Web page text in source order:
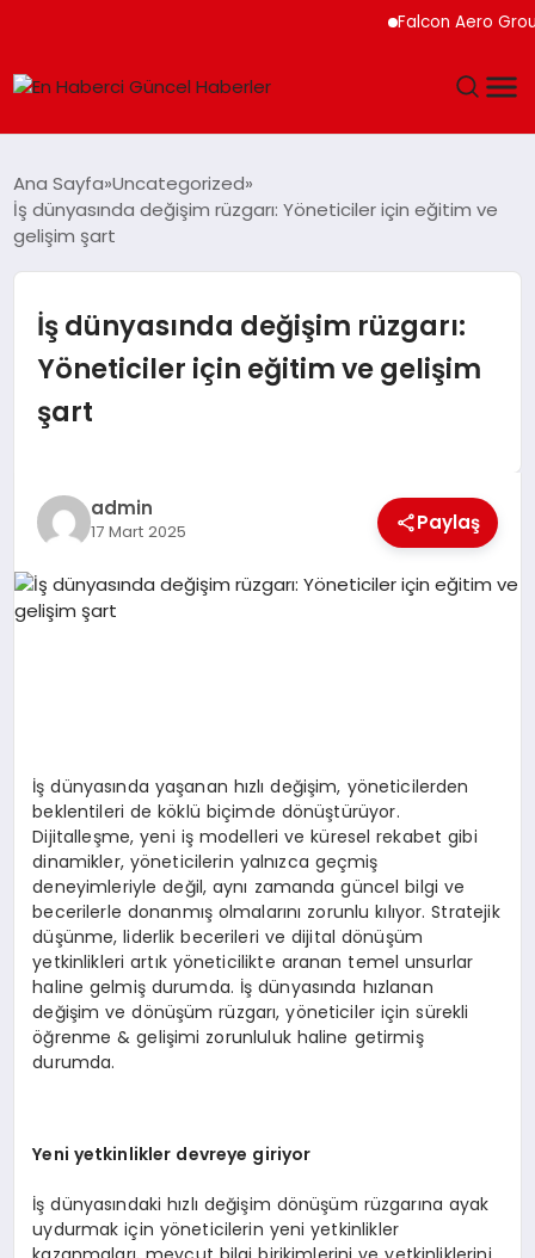
Falcon Aero Group,
SPOR
TEKNOLOJI
MAGAZIN
EKONOMI
EĞITIM
Ana Sayfa Uncategorized
İş dünyasında değişim rüzgarı: Yöneticiler için eğitim ve
gelişim şart
İş dünyasında değişim rüzgarı:
Yöneticiler için eğitim ve gelişim
şart
admin
17 Mart 2025 Paylaş
İş dünyasında yaşanan hızlı değişim, yöneticilerden
beklentileri de köklü biçimde dönüştürüyor.
Dijitalleşme, yeni iş modelleri ve küresel rekabet gibi
dinamikler, yöneticilerin yalnızca geçmiş
deneyimleriyle değil, aynı zamanda güncel bilgi ve
becerilerle donanmış olmalarını zorunlu kılıyor. Stratejik
düşünme, liderlik becerileri ve dijital dönüşüm
yetkinlikleri artık yöneticilikte aranan temel unsurlar
haline gelmiş durumda. İş dünyasında hızlanan
değişim ve dönüşüm rüzgarı, yöneticiler için sürekli
öğrenme & gelişimi zorunluluk haline getirmiş
durumda.
Yeni yetkinlikler devreye giriyor
İş dünyasındaki hızlı değişim dönüşüm rüzgarına ayak
uydurmak için yöneticilerin yeni yetkinlikler